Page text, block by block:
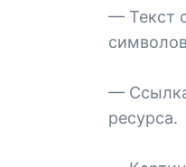
— Текст
—
ресурса.